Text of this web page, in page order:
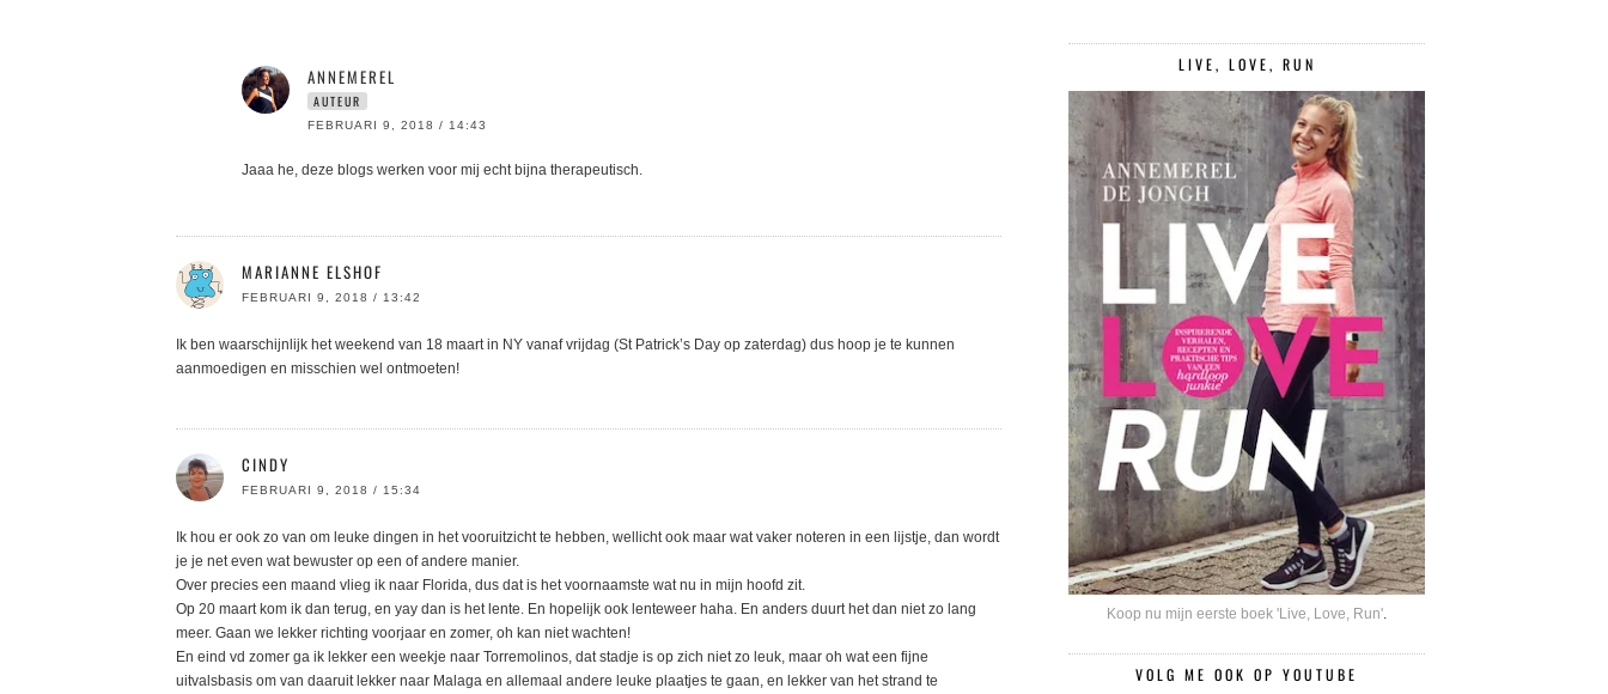
ANNEMEREL
AUTEUR
FEBRUARI 9, 2018 / 14:43
Jaaa he, deze blogs werken voor mij echt bijna therapeutisch.
MARIANNE ELSHOF
FEBRUARI 9, 2018 / 13:42
Ik ben waarschijnlijk het weekend van 18 maart in NY vanaf vrijdag (St Patrick’s Day op zaterdag) dus hoop je te kunnen
aanmoedigen en misschien wel ontmoeten!
CINDY
FEBRUARI 9, 2018 / 15:34
Ik hou er ook zo van om leuke dingen in het vooruitzicht te hebben, wellicht ook maar wat vaker noteren in een lijstje, dan wordt
je je net even wat bewuster op een of andere manier.
Over precies een maand vlieg ik naar Florida, dus dat is het voornaamste wat nu in mijn hoofd zit.
Op 20 maart kom ik dan terug, en yay dan is het lente. En hopelijk ook lenteweer haha. En anders duurt het dan niet zo lang
meer. Gaan we lekker richting voorjaar en zomer, oh kan niet wachten!
En eind vd zomer ga ik lekker een weekje naar Torremolinos, dat stadje is op zich niet zo leuk, maar oh wat een fijne
uitvalsbasis om van daaruit lekker naar Malaga en allemaal andere leuke plaatjes te gaan, en lekker van het strand te
LIVE, LOVE, RUN
Koop nu mijn eerste boek 'Live, Love, Run'.
VOLG ME OOK OP YOUTUBE